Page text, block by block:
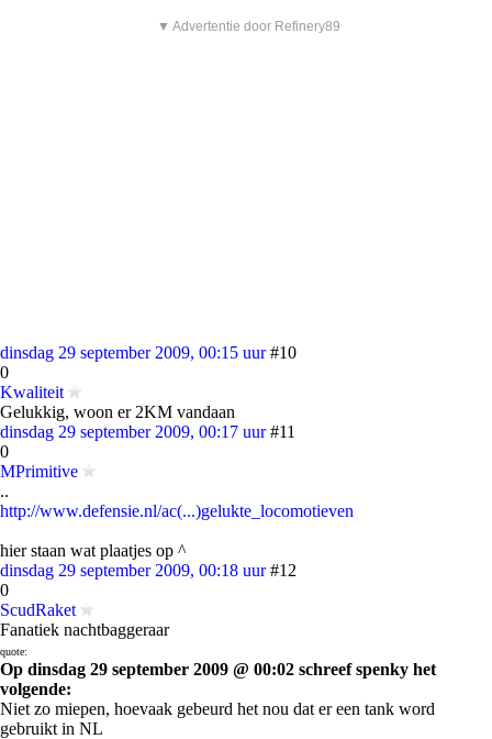
▼ Advertentie door Refinery89
dinsdag 29 september 2009, 00:15 uur #10
0
Kwaliteit
Gelukkig, woon er 2KM vandaan
dinsdag 29 september 2009, 00:17 uur #11
0
MPrimitive
..
http://www.defensie.nl/ac(...)gelukte_locomotieven
hier staan wat plaatjes op ^
dinsdag 29 september 2009, 00:18 uur #12
0
ScudRaket
Fanatiek nachtbaggeraar
quote:
Op dinsdag 29 september 2009 @ 00:02 schreef spenky het
volgende:
Niet zo miepen, hoevaak gebeurd het nou dat er een tank word
gebruikt in NL